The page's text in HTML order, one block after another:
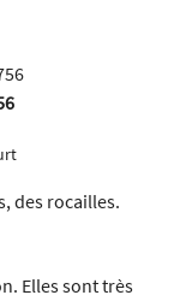
des rocailles.
Elles sont très